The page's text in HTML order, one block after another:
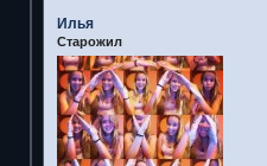
Илья
Старожил